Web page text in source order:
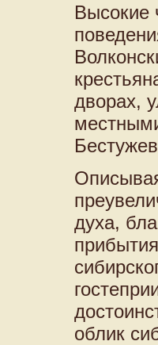
Высокие
дворах,
духа,
облик